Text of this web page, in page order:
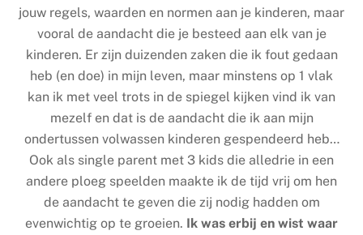
jouw regels, waarden en normen aan je kinderen, maar
vooral de aandacht die je besteed aan elk van je
kinderen. Er zijn duizenden zaken die ik fout gedaan
heb (en doe) in mijn leven, maar minstens op 1 vlak
kan ik met veel trots in de spiegel kijken vind ik van
mezelf en dat is de aandacht die ik aan mijn
ondertussen volwassen kinderen gespendeerd heb…
Ook als single parent met 3 kids die alledrie in een
andere ploeg speelden maakte ik de tijd vrij om hen
de aandacht te geven die zij nodig hadden om
evenwichtig op te groeien. Ik was erbij en wist waar